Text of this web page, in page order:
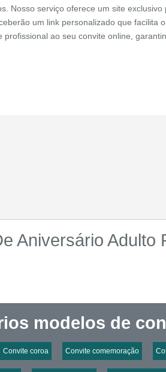
Nosso serviço oferece um site
um link personalizado que facilita
profissional ao seu convite online,
Aniversário Adulto
modelos de
Convite coroa Convite comemoração